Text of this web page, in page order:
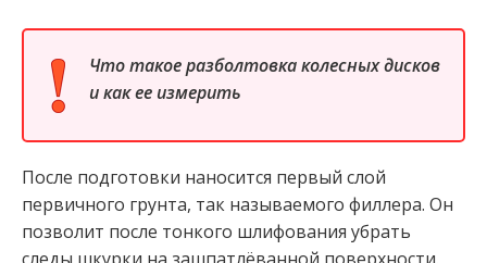
Что такое разболтовка колесных дисков
и как ее измерить
После подготовки наносится первый слой
первичного грунта, так называемого филлера. Он
позволит после тонкого шлифования убрать